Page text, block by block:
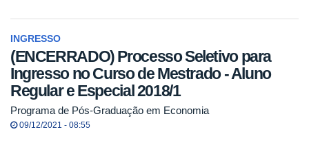
INGRESSO
(ENCERRADO) Processo Seletivo para
Ingresso no Curso de Mestrado - Aluno
Regular e Especial 2018/1
Programa de Pós-Graduação em Economia
09/12/2021 - 08:55